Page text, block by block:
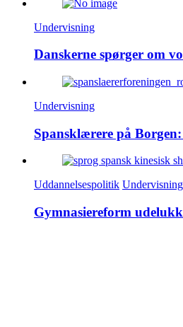
Undervisning
Danskerne spørger om
Undervisning
Spansklærere på
Uddannelsespolitik Undervisning
Gymnasiereform